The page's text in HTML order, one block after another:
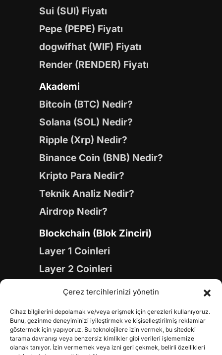
Çerez tercihlerinizi yönetin
Cihaz bilgilerini depolamak ve/veya erişmek için çerezleri kullanıyoruz.
Bunu, gezinme deneyiminizi iyileştirmek ve kişiselleştirilmiş reklamlar
göstermek için yapıyoruz. Bu teknolojilere izin vermek, bu sitedeki
tarama davranışı veya benzersiz kimlikler gibi verileri işlememize
olanak tanıyor. İzin vermemek veya izni geri çekmek, belirli özellikleri
Sui (SUI) Fiyatı
Pepe (PEPE) Fiyatı
dogwifhat (WIF) Fiyatı
Render (RENDER) Fiyatı
Akademi
Bitcoin (BTC) Nedir?
Solana (SOL) Nedir?
Ripple (Xrp) Nedir?
Binance Coin (BNB) Nedir?
Kripto Para Nedir?
Teknik Analiz Nedir?
Airdrop Nedir?
Blockchain (Blok Zinciri)
Layer 1 Coinleri
Layer 2 Coinleri
Yapay Zeka (AI) Coinleri
Gaming Coinleri
RWA Coinleri